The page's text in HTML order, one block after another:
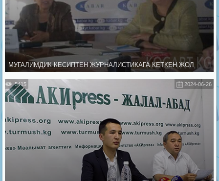
МУГАЛИМДИК КЕСИПТЕН ЖУРНАЛИСТИКАГА КЕТКЕН ЖОЛ
2024-06-26
5415